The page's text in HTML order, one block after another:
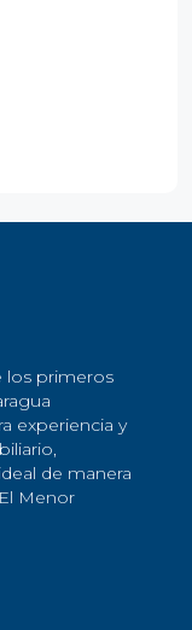
los primeros
experiencia y
de manera
Menor